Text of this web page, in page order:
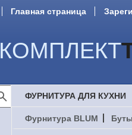
Главная страница
КОМПЛЕКТ
ФУРНИТУРА ДЛЯ КУХНИ
Фурнитура BLUM